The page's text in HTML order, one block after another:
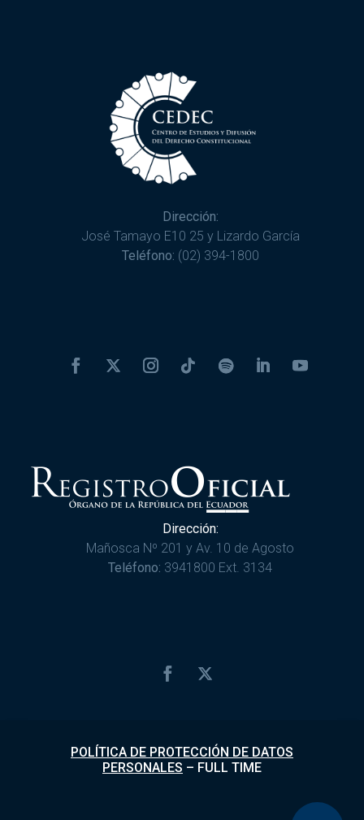
Dirección:
José Tamayo E10 25 y Lizardo García
Teléfono: (02) 394-1800
Dirección:
Mañosca Nº 201 y Av. 10 de Agosto
Teléfono: 3941800 Ext. 3134
POLÍTICA DE PROTECCIÓN DE DATOS
PERSONALES – FULL TIME